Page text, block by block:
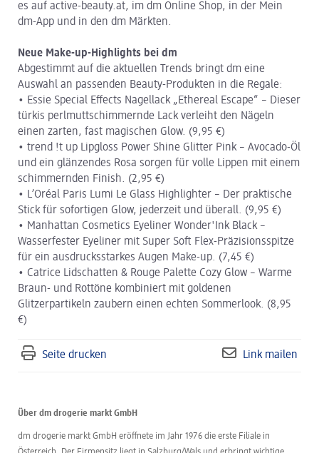
es auf active-beauty.at, im dm Online Shop, in der Mein
dm-App und in den dm Märkten.
Neue Make-up-Highlights bei dm
Abgestimmt auf die aktuellen Trends bringt dm eine
Auswahl an passenden Beauty-Produkten in die Regale:
• Essie Special Effects Nagellack „Ethereal Escape“ – Dieser
türkis perlmuttschimmernde Lack verleiht den Nägeln
einen zarten, fast magischen Glow. (9,95 €)
• trend !t up Lipgloss Power Shine Glitter Pink – Avocado-Öl
und ein glänzendes Rosa sorgen für volle Lippen mit einem
schimmernden Finish. (2,95 €)
• L’Oréal Paris Lumi Le Glass Highlighter – Der praktische
Stick für sofortigen Glow, jederzeit und überall. (9,95 €)
• Manhattan Cosmetics Eyeliner Wonder'Ink Black –
Wasserfester Eyeliner mit Super Soft Flex-Präzisionsspitze
für ein ausdrucksstarkes Augen Make-up. (7,45 €)
• Catrice Lidschatten & Rouge Palette Cozy Glow – Warme
Braun- und Rottöne kombiniert mit goldenen
Glitzerpartikeln zaubern einen echten Sommerlook. (8,95
€)
Seite drucken Link mailen
Über dm drogerie markt GmbH
dm drogerie markt GmbH eröffnete im Jahr 1976 die erste Filiale in